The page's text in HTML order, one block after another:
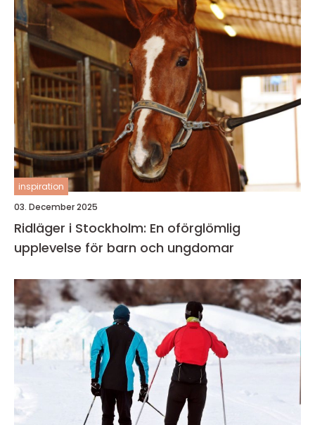
inspiration
03. December 2025
Ridläger i Stockholm: En oförglömlig
upplevelse för barn och ungdomar